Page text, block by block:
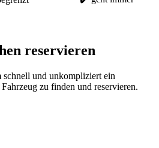
reservieren
schnell und unkompliziert ein
zu finden und reservieren.